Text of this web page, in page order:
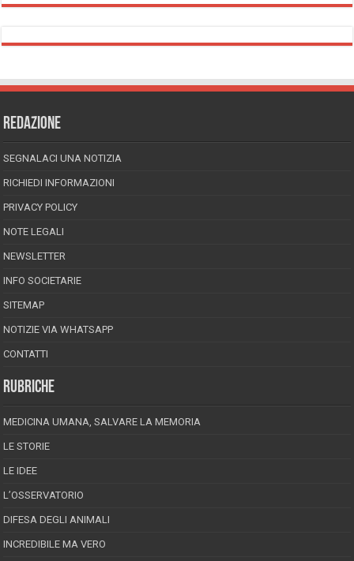
REDAZIONE
SEGNALACI UNA NOTIZIA
RICHIEDI INFORMAZIONI
PRIVACY POLICY
NOTE LEGALI
NEWSLETTER
INFO SOCIETARIE
SITEMAP
NOTIZIE VIA WHATSAPP
CONTATTI
RUBRICHE
MEDICINA UMANA, SALVARE LA MEMORIA
LE STORIE
LE IDEE
L’OSSERVATORIO
DIFESA DEGLI ANIMALI
INCREDIBILE MA VERO